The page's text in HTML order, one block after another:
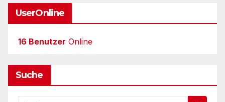
UserOnline
16 Benutzer Online
Suche